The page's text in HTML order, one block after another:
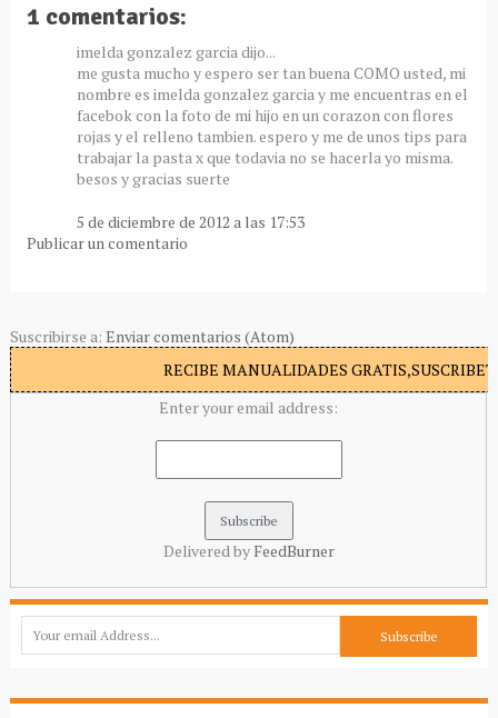
1 comentarios:
imelda gonzalez garcia dijo...
me gusta mucho y espero ser tan buena COMO usted, mi
nombre es imelda gonzalez garcia y me encuentras en el
facebok con la foto de mi hijo en un corazon con flores
rojas y el relleno tambien. espero y me de unos tips para
trabajar la pasta x que todavia no se hacerla yo misma.
besos y gracias suerte
5 de diciembre de 2012 a las 17:53
Publicar un comentario
Suscribirse a: Enviar comentarios (Atom)
RECIBE MANUALIDADES
Enter your email address:
Delivered by FeedBurner